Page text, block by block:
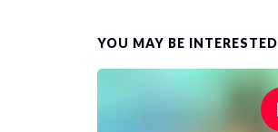
YOU MAY BE INTERESTED